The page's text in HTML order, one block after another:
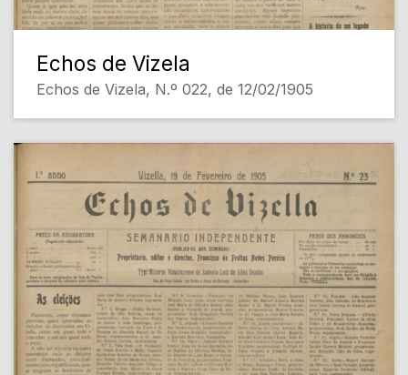
Echos de Vizela
Echos de Vizela, N.º 022, de 12/02/1905